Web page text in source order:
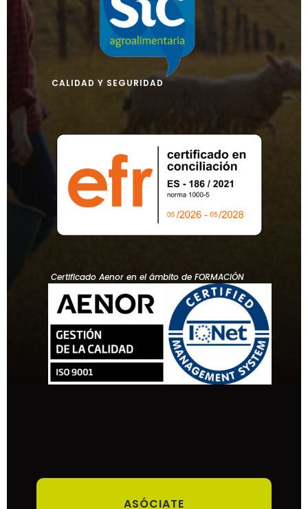
CALIDAD Y SEGURIDAD
Certificado Aenor en el ámbito de FORMACIÓN
ASÓCIATE